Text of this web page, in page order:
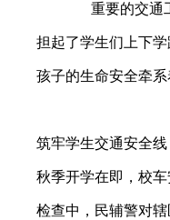
重要的交通
担起了学生们上下学
孩子的生命安全牵系
筑牢学生交通安全线
秋季开学在即，校车安
检查中，民辅警对辖区